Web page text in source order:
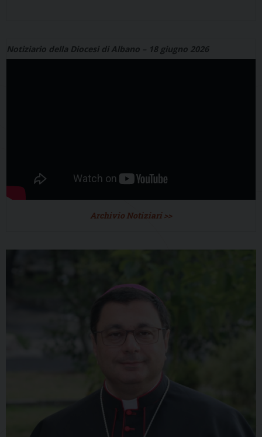
Notiziario della Diocesi di Albano – 18 giugno 2026
Archivio Notiziari >>